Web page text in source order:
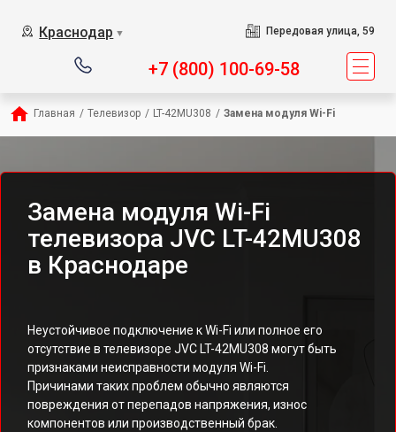
Краснодар ▼ Передовая улица, 59
+7 (800) 100-69-58
Главная / Телевизор / LT-42MU308 / Замена модуля Wi-Fi
Замена модуля Wi-Fi
телевизора JVC LT-42MU308
в Краснодаре
Неустойчивое подключение к Wi-Fi или полное его
отсутствие в телевизоре JVC LT-42MU308 могут быть
признаками неисправности модуля Wi-Fi.
Причинами таких проблем обычно являются
повреждения от перепадов напряжения, износ
компонентов или производственный брак.